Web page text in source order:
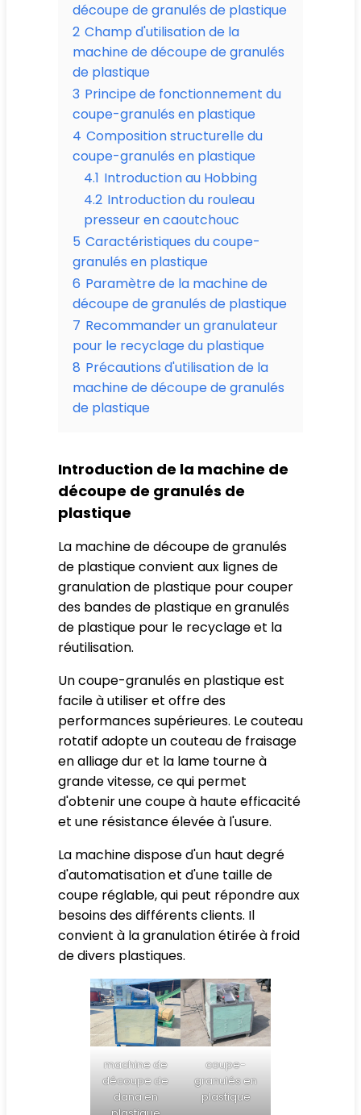
découpe de granulés de plastique
2 Champ d'utilisation de la
machine de découpe de granulés
de plastique
3 Principe de fonctionnement du
coupe-granulés en plastique
4 Composition structurelle du
coupe-granulés en plastique
4.1 Introduction au Hobbing
4.2 Introduction du rouleau
presseur en caoutchouc
5 Caractéristiques du coupe-
granulés en plastique
6 Paramètre de la machine de
découpe de granulés de plastique
7 Recommander un granulateur
pour le recyclage du plastique
8 Précautions d'utilisation de la
machine de découpe de granulés
de plastique
Introduction de la machine de
découpe de granulés de
plastique
La machine de découpe de granulés
de plastique convient aux lignes de
granulation de plastique pour couper
des bandes de plastique en granulés
de plastique pour le recyclage et la
réutilisation.
Un coupe-granulés en plastique est
facile à utiliser et offre des
performances supérieures. Le couteau
rotatif adopte un couteau de fraisage
en alliage dur et la lame tourne à
grande vitesse, ce qui permet
d'obtenir une coupe à haute efficacité
et une résistance élevée à l'usure.
La machine dispose d'un haut degré
d'automatisation et d'une taille de
coupe réglable, qui peut répondre aux
besoins des différents clients. Il
convient à la granulation étirée à froid
de divers plastiques.
machine de
découpe de
dana en
coupe-
granulés en
plastique